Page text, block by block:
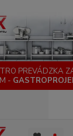
PREVÁDZKA
-